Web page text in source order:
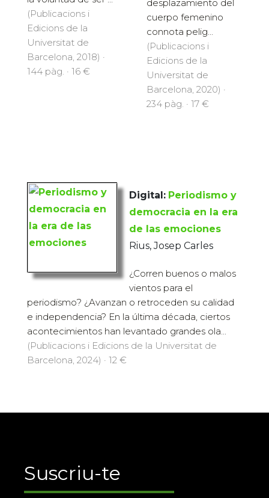
(Publicacions i
Edicions de la
Universitat de
Barcelona, 2018) ·
144 pàg. · 16 €
desplazamiento del
cuerpo femenino
connota pelig...
(Publicacions i
Edicions de la
Universitat de
Barcelona, 2020) ·
234 pàg. · 17 €
Digital: Periodismo y
democracia en la era
de las emociones
Rius, Josep Carles
¿Corren buenos o malos
vientos para el
periodismo? ¿Avanzan o retroceden su calidad
e independencia? En la última década, ciertos
acontecimientos han levantado grandes ola...
(Publicacions i Edicions de la Universitat de
Barcelona, 2024) · 12 €
Suscriu-te